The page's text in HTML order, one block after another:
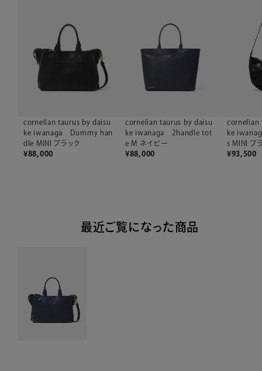
cornelian taurus by daisu
ke iwanaga Dummy han
dle MINI ブラック
¥88,000
cornelian taurus by daisu
ke iwanaga 2handle tot
e M ネイビー
¥88,000
cornelian
ke
s MINI ブ
¥93,500
最近ご覧になった商品